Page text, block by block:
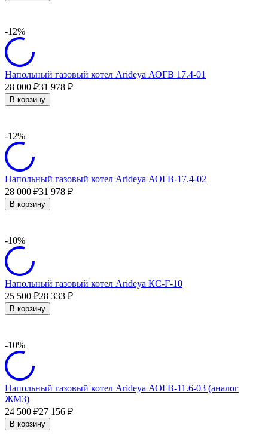
-12%
Напольный газовый котел Arideya АОГВ 17.4-01
28 000 ₽31 978 ₽
В корзину
-12%
Напольный газовый котел Arideya АОГВ-17.4-02
28 000 ₽31 978 ₽
В корзину
-10%
Напольный газовый котел Arideya КС-Г-10
25 500 ₽28 333 ₽
В корзину
-10%
Напольный газовый котел Arideya АОГВ-11.6-03 (аналог
ЖМЗ)
24 500 ₽27 156 ₽
В корзину